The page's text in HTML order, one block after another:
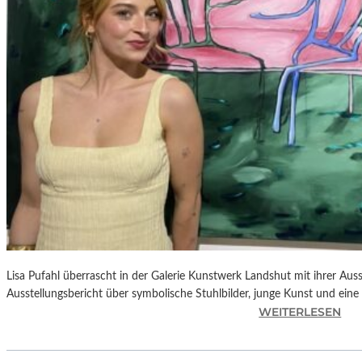
E
D
R
O
L
M
O
D
Ó
V
A
R
S
E
U
E
F
Lisa Pufahl überrascht in der Galerie Kunstwerk Landshut mit ihrer
Ausstellungsbericht über symbolische Stuhlbilder, junge Kunst und
WEITERLESEN
I